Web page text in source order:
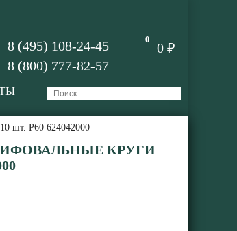
0
0 ₽
8 (495) 108-24-45
8 (800) 777-82-57
шт. Р60 624042000
КРУГИ